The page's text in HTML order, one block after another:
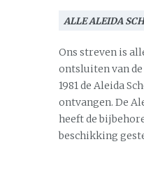
ALLE ALEIDA
Ons streven is
ontsluiten van
1981 de Aleida
ontvangen. De
heeft de
beschikking